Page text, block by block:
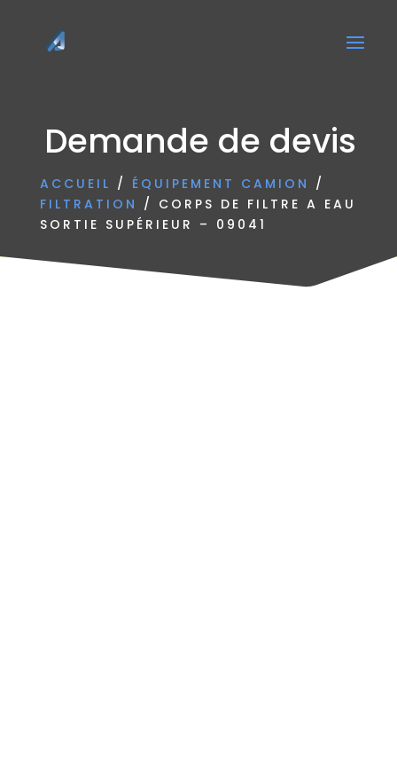
Demande de devis
ACCUEIL / ÉQUIPEMENT CAMION /
FILTRATION / CORPS DE FILTRE A EAU
SORTIE SUPÉRIEUR – 09041